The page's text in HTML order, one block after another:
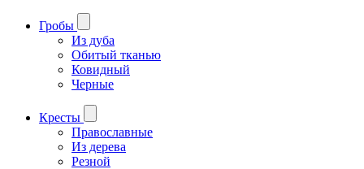
Гробы
Из дуба
Обитый тканью
Ковидный
Черные
Кресты
Православные
Из дерева
Резной